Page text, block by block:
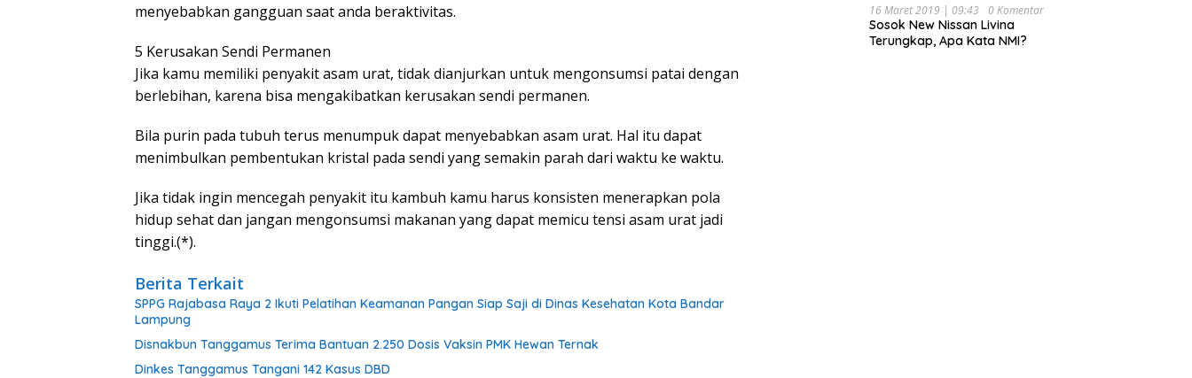
menyebabkan gangguan saat anda beraktivitas.
5 Kerusakan Sendi Permanen
Jika kamu memiliki penyakit asam urat, tidak dianjurkan untuk mengonsumsi patai dengan
berlebihan, karena bisa mengakibatkan kerusakan sendi permanen.
Bila purin pada tubuh terus menumpuk dapat menyebabkan asam urat. Hal itu dapat
menimbulkan pembentukan kristal pada sendi yang semakin parah dari waktu ke waktu.
Jika tidak ingin mencegah penyakit itu kambuh kamu harus konsisten menerapkan pola
hidup sehat dan jangan mengonsumsi makanan yang dapat memicu tensi asam urat jadi
tinggi.(*).
Berita Terkait
SPPG Rajabasa Raya 2 Ikuti Pelatihan Keamanan Pangan Siap Saji di Dinas Kesehatan Kota Bandar
Lampung
Disnakbun Tanggamus Terima Bantuan 2.250 Dosis Vaksin PMK Hewan Ternak
Dinkes Tanggamus Tangani 142 Kasus DBD
16 Maret 2019 | 09:43 0 Komentar
Sosok New Nissan Livina
Terungkap, Apa Kata NMI?